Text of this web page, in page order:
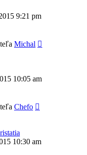
9:21 pm
Michal
10:05 am
Chefo
10:30 am